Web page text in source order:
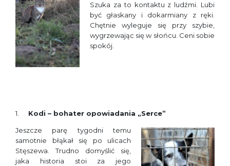
Szuka za to kontaktu z ludźmi. Lubi
być głaskany i dokarmiany z ręki.
Chętnie wyleguje się przy szybie,
wygrzewając się w słońcu. Ceni sobie
spokój.
Kodi – bohater opowiadania „Serce”
Jeszcze parę tygodni temu
samotnie błąkał się po ulicach
Stęszewa. Trudno domyślić się,
jaka historia stoi za jego